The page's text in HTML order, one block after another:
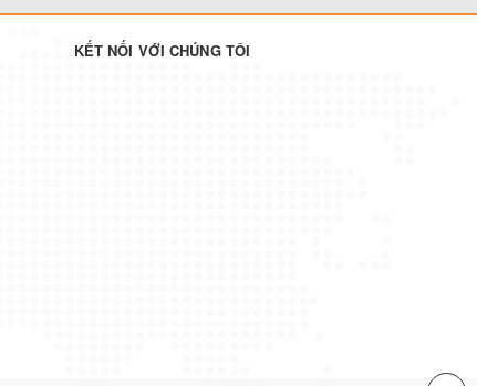
KẾT NỐI VỚI CHÚNG TÔI